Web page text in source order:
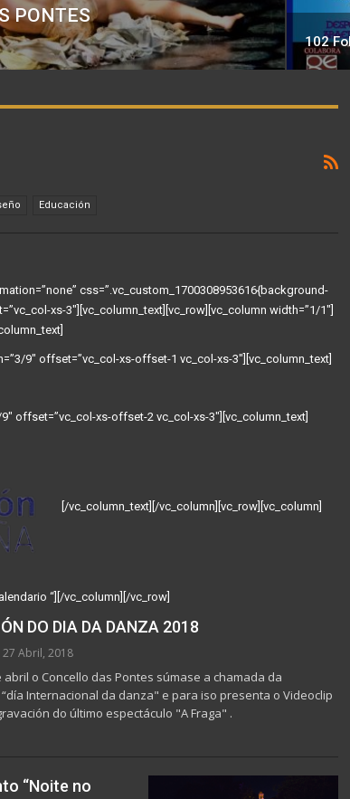
PONTES
102
Educación
css=”.vc_custom_1700308953616{background-
xs-3″][vc_column_text][vc_row][vc_column width=”1/1″]
9″ offset=”vc_col-xs-offset-1 vc_col-xs-3″][vc_column_text]
offset=”vc_col-xs-offset-2 vc_col-xs-3″][vc_column_text]
[/vc_column_text][/vc_column][vc_row][vc_column]
“][/vc_column][/vc_row]
DO DIA DA DANZA 2018
27 Abril, 2018
abril o Concello das Pontes súmase a chamada da
Internacional da danza" e para iso presenta o Videoclip
do último espectáculo "A Fraga" .
“Noite no